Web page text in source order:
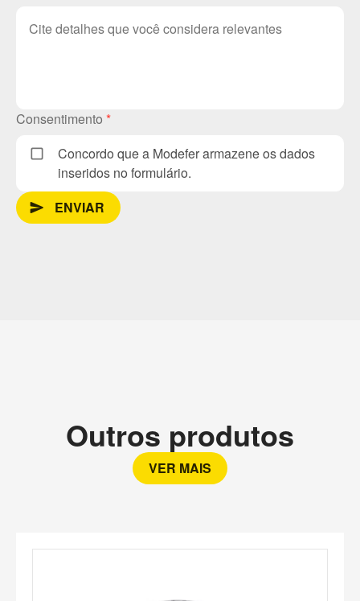
Consentimento *
Concordo que a Modefer armazene os dados
inseridos no formulário.
send_messageENVIAR
Outros produtos
VER MAIS